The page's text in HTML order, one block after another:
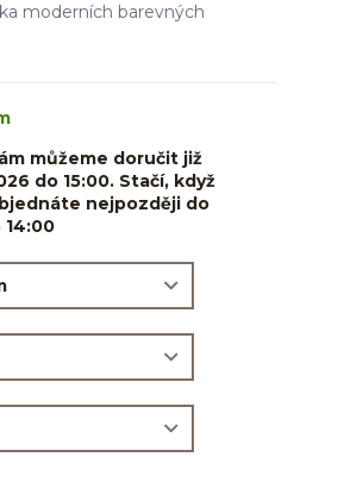
moderních barevných
můžeme doručit již
do 15:00. Stačí, když
nejpozději do
14:00